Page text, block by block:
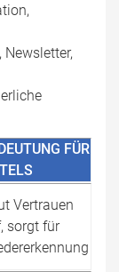
FÜR
Vertrauen
sorgt für